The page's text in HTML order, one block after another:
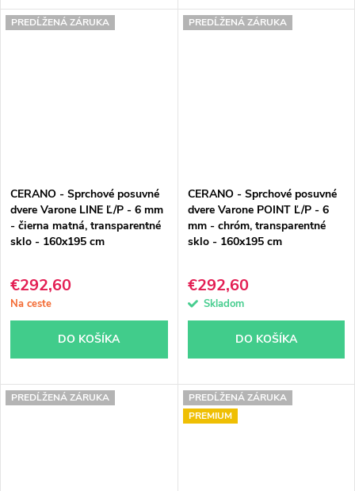
PREDĹŽENÁ ZÁRUKA
CERANO - Sprchové posuvné
dvere Varone LINE Ľ/P - 6 mm
- čierna matná, transparentné
sklo - 160x195 cm
€292,60
Na ceste
DO KOŠÍKA
PREDĹŽENÁ ZÁRUKA
CERANO - Sprchové posuvné
dvere Varone POINT Ľ/P - 6
mm - chróm, transparentné
sklo - 160x195 cm
€292,60
Skladom
DO KOŠÍKA
PREDĹŽENÁ ZÁRUKA
PREDĹŽENÁ ZÁRUKA
PREMIUM